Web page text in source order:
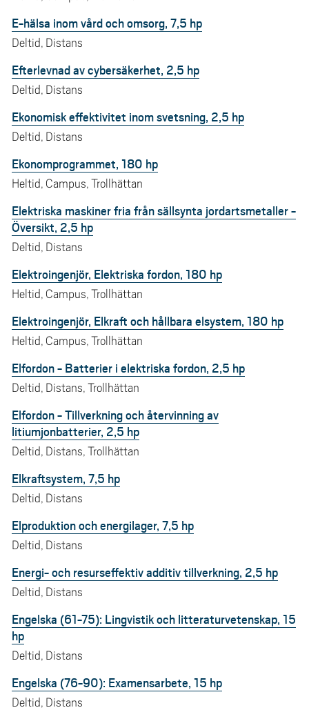
E-hälsa inom vård och omsorg, 7,5 hp
Deltid, Distans
Efterlevnad av cybersäkerhet, 2,5 hp
Deltid, Distans
Ekonomisk effektivitet inom svetsning, 2,5 hp
Deltid, Distans
Ekonomprogrammet, 180 hp
Heltid, Campus, Trollhättan
Elektriska maskiner fria från sällsynta jordartsmetaller -
Översikt, 2,5 hp
Deltid, Distans
Elektroingenjör, Elektriska fordon, 180 hp
Heltid, Campus, Trollhättan
Elektroingenjör, Elkraft och hållbara elsystem, 180 hp
Heltid, Campus, Trollhättan
Elfordon - Batterier i elektriska fordon, 2,5 hp
Deltid, Distans, Trollhättan
Elfordon - Tillverkning och återvinning av
litiumjonbatterier, 2,5 hp
Deltid, Distans, Trollhättan
Elkraftsystem, 7,5 hp
Deltid, Distans
Elproduktion och energilager, 7,5 hp
Deltid, Distans
Energi- och resurseffektiv additiv tillverkning, 2,5 hp
Deltid, Distans
Engelska (61-75): Lingvistik och litteraturvetenskap, 15
hp
Deltid, Distans
Engelska (76-90): Examensarbete, 15 hp
Deltid, Distans